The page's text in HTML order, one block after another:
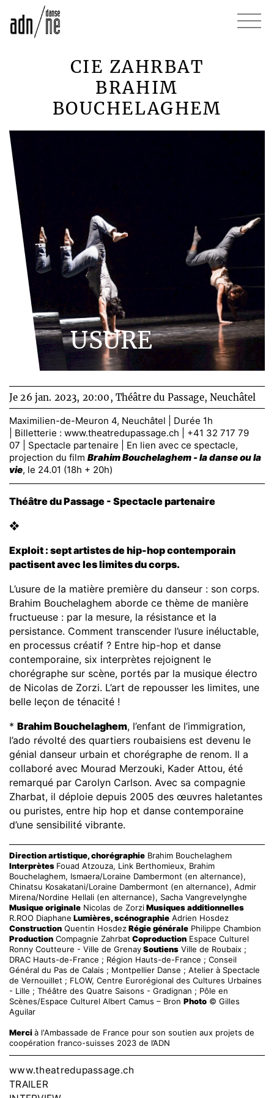
CIE ZAHRBAT
BRAHIM
BOUCHELAGHEM
USURE
Je 26 jan. 2023, 20:00, Théâtre du Passage, Neuchâtel
Maximilien-de-Meuron 4, Neuchâtel | Durée 1h
| Billetterie : www.theatredupassage.ch | +41 32 717 79
07 | Spectacle partenaire | En lien avec ce spectacle,
projection du film Brahim Bouchelaghem - la danse ou la
vie, le 24.01 (18h + 20h)
Théâtre du Passage - Spectacle partenaire
❖
Exploit : sept artistes de hip-hop contemporain
pactisent avec les limites du corps.
L’usure de la matière première du danseur : son corps.
Brahim Bouchelaghem aborde ce thème de manière
fructueuse : par la mesure, la résistance et la
persistance. Comment transcender l’usure inéluctable,
en processus créatif ? Entre hip-hop et danse
contemporaine, six interprètes rejoignent le
chorégraphe sur scène, portés par la musique électro
de Nicolas de Zorzi. L’art de repousser les limites, une
belle leçon de ténacité !
* Brahim Bouchelaghem, l’enfant de l’immigration,
l’ado révolté des quartiers roubaisiens est devenu le
génial danseur urbain et chorégraphe de renom. Il a
collaboré avec Mourad Merzouki, Kader Attou, été
remarqué par Carolyn Carlson. Avec sa compagnie
Zharbat, il déploie depuis 2005 des œuvres haletantes
ou puristes, entre hip hop et danse contemporaine
d’une sensibilité vibrante.
Direction artistique, chorégraphie Brahim Bouchelaghem
Interprètes Fouad Atzouza, Link Berthomieux, Brahim
Bouchelaghem, Ismaera/Loraine Dambermont (en alternance),
Chinatsu Kosakatani/Loraine Dambermont (en alternance), Admir
Mirena/Nordine Hellali (en alternance), Sacha Vangrevelynghe
Musique originale Nicolas de ZorziMusiques additionnelles
R.ROO Diaphane Lumières, scénographie Adrien Hosdez
Construction Quentin HosdezRégie générale Philippe Chambion
Production Compagnie Zahrbat Coproduction Espace Culturel
Ronny Coutteure - Ville de GrenaySoutiens Ville de Roubaix ;
DRAC Hauts-de-France ; Région Hauts-de-France ; Conseil
Général du Pas de Calais ; Montpellier Danse ; Atelier à Spectacle
de Vernouillet ; FLOW, Centre Eurorégional des Cultures Urbaines
- Lille ; Théâtre des Quatre Saisons - Gradignan ; Pôle en
Scènes/Espace Culturel Albert Camus – Bron Photo © Gilles
Aguilar
Mercià l'Ambassade de France pour son soutien aux projets de
coopération franco-suisses 2023 de l’ADN
www.theatredupassage.ch
TRAILER